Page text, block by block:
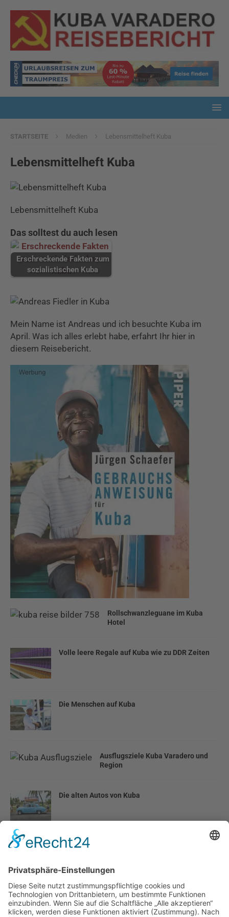
STARTSEITE Medien Lebensmittelheft Kuba
Lebensmittelheft Kuba
Lebensmittelheft Kuba
Das solltest du auch lesen
Erschreckende Fakten zum
sozialistischen Kuba
Mein Name ist Andreas und ich besuchte Kuba im
April. Was ich alles erlebt habe, erfahrt Ihr hier in
diesem Reisebericht.
Rollschwanzleguane im Kuba
Hotel
Volle leere Regale auf Kuba wie zu DDR Zeiten
Die Menschen auf Kuba
Ausflugsziele Kuba Varadero und
Region
Die alten Autos von Kuba
Ausflug Delfine hautnah – Tour Cayo Blanco
Internet und Telefon Kosten auf
Kuba